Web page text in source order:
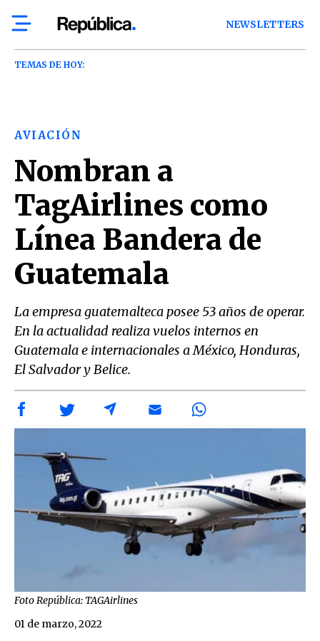
NEWSLETTERS
TEMAS DE HOY:
AVIACIÓN
Nombran a
TagAirlines como
Línea Bandera de
Guatemala
La empresa guatemalteca posee 53 años de operar.
En la actualidad realiza vuelos internos en
Guatemala e internacionales a México, Honduras,
El Salvador y Belice.
Foto República: TAGAirlines
01 de marzo, 2022